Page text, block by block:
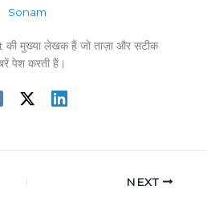
Sonam
मुख्या लेखक हैं जो ताज़ा और सटीक
पेश करती हैं।
NEXT